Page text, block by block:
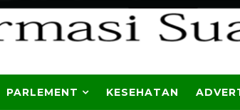
PARLEMENT KESEHATAN